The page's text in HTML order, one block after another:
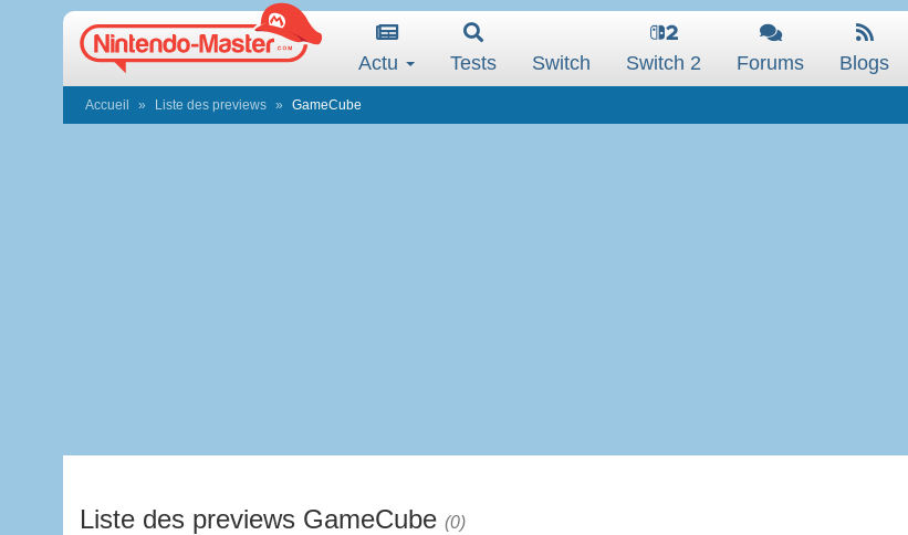
Actu Tests Switch Switch 2 Forums Blogs
Accueil Liste des previews GameCube
Liste des previews GameCube (0)